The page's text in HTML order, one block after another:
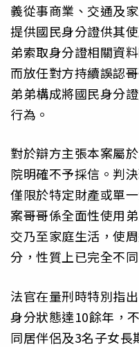
義從事商業、交通及
提供國民身分證供其
弟索取身分證相關資
而放任對方持續誤認
弟弟構成將國民身分
行為。
對於辯方主張本案屬
院明確不予採信。判
僅限於特定財產或單
案哥哥係全面性使用
交乃至家庭生活，使
分，性質上已完全不同
法官在量刑時特別指
身分狀態達10餘年，
同居伴侶及3名子女長